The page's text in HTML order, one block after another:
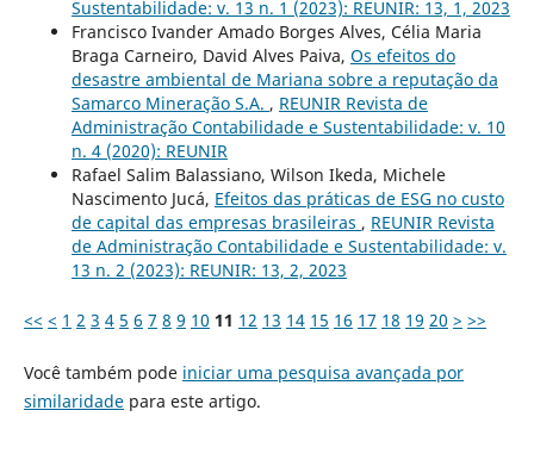
Sustentabilidade: v. 13 n. 1 (2023): REUNIR: 13, 1, 2023
Francisco Ivander Amado Borges Alves, Célia Maria
Braga Carneiro, David Alves Paiva, Os efeitos do
desastre ambiental de Mariana sobre a reputação da
Samarco Mineração S.A. , REUNIR Revista de
Administração Contabilidade e Sustentabilidade: v. 10
n. 4 (2020): REUNIR
Rafael Salim Balassiano, Wilson Ikeda, Michele
Nascimento Jucá, Efeitos das práticas de ESG no custo
de capital das empresas brasileiras , REUNIR Revista
de Administração Contabilidade e Sustentabilidade: v.
13 n. 2 (2023): REUNIR: 13, 2, 2023
<< < 1 2 3 4 5 6 7 8 9 10 11 12 13 14 15 16 17 18 19 20 > >>
Você também pode iniciar uma pesquisa avançada por
similaridadepara este artigo.